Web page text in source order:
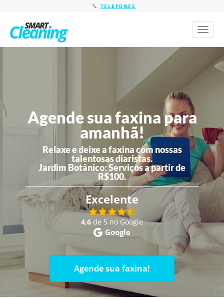
TELEFONES
Toggle
Agende sua faxina para
amanhã!
Relaxe e deixe a faxina com nossas
talentosas diaristas.
Jardim Botânico:Serviços a partir de
R$100.
Excelente
4,6 de 5 no Google
Google
Agende sua faxina!